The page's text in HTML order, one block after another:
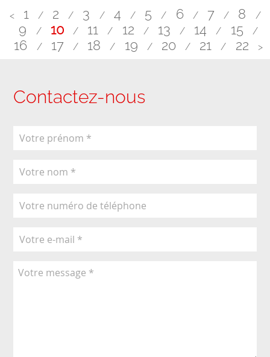
< 1 / 2 / 3 / 4 / 5 / 6 / 7 / 8 /
9 / 10 / 11 / 12 / 13 / 14 / 15 /
16 / 17 / 18 / 19 / 20 / 21 / 22 >
Contactez-nous